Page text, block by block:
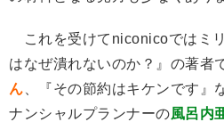
これを受けてniconicoではミ
はなぜ潰れないのか？』の著者
ん 、『その節約はキケンです』
ナンシャルプランナーの風呂内